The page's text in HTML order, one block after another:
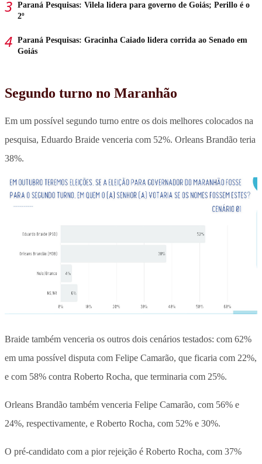
Paraná Pesquisas: Vilela lidera para governo de Goiás; Perillo é o
2º
Paraná Pesquisas: Gracinha Caiado lidera corrida ao Senado em
Goiás
Segundo turno no Maranhão
Em um possível segundo turno entre os dois melhores colocados na
pesquisa, Eduardo Braide venceria com 52%. Orleans Brandão teria
38%.
Braide também venceria os outros dois cenários testados: com 62%
em uma possível disputa com Felipe Camarão, que ficaria com 22%,
e com 58% contra Roberto Rocha, que terminaria com 25%.
Orleans Brandão também venceria Felipe Camarão, com 56% e
24%, respectivamente, e Roberto Rocha, com 52% e 30%.
O pré-candidato com a pior rejeição é Roberto Rocha, com 37%